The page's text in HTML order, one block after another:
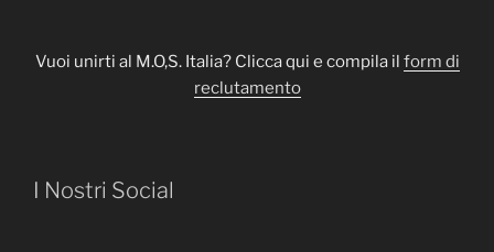
Vuoi unirti al M.O,S. Italia? Clicca qui e compila il form di
reclutamento
I Nostri Social